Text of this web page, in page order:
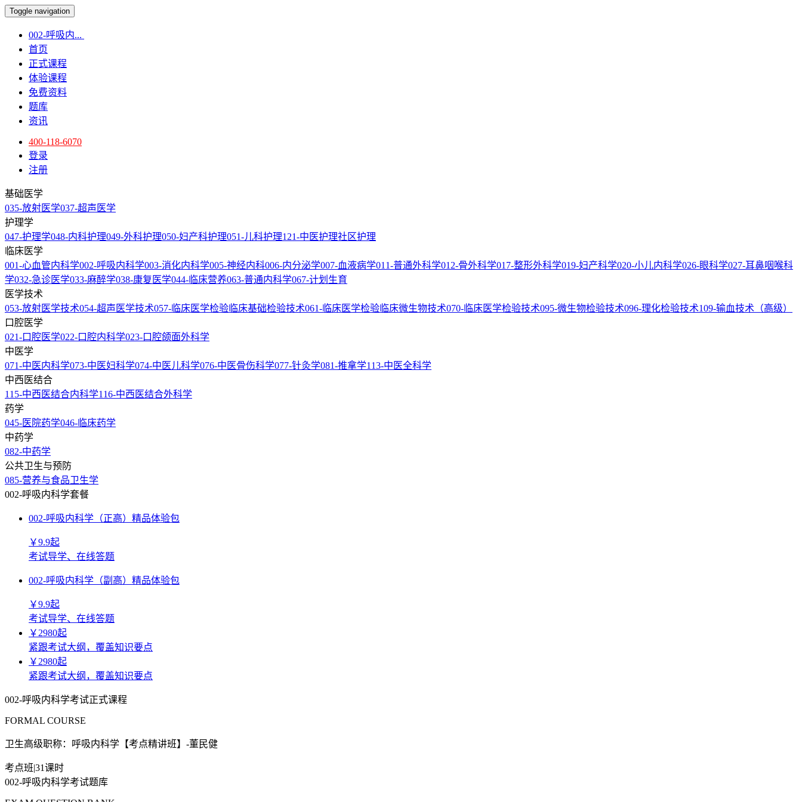
Toggle navigation
002-呼吸内...
首页
正式课程
体验课程
免费资料
题库
资讯
400-118-6070
登录
注册
基础医学
035-放射医学037-超声医学
护理学
047-护理学048-内科护理049-外科护理050-妇产科护理051-儿科护理121-中医护理社区护理
临床医学
001-心血管内科学002-呼吸内科学003-消化内科学005-神经内科006-内分泌学007-血液病学011-普通外科学012-骨外科学017-整形外科学019-妇产科学020-小儿内科学026-眼科学027-耳鼻咽喉科
学032-急诊医学033-麻醉学038-康复医学044-临床营养063-普通内科学067-计划生育
医学技术
053-放射医学技术054-超声医学技术057-临床医学检验临床基础检验技术061-临床医学检验临床微生物技术070-临床医学检验技术095-微生物检验技术096-理化检验技术109-输血技术（高级）
口腔医学
021-口腔医学022-口腔内科学023-口腔颌面外科学
中医学
071-中医内科学073-中医妇科学074-中医儿科学076-中医骨伤科学077-针灸学081-推拿学113-中医全科学
中西医结合
115-中西医结合内科学116-中西医结合外科学
药学
045-医院药学046-临床药学
中药学
082-中药学
公共卫生与预防
085-营养与食品卫生学
002-呼吸内科学套餐
002-呼吸内科学（正高）精品体验包
￥9.9起
考试导学、在线答题
002-呼吸内科学（副高）精品体验包
￥9.9起
考试导学、在线答题
￥ 2980起
紧跟考试大纲，覆盖知识要点
￥ 2980起
紧跟考试大纲，覆盖知识要点
002-呼吸内科学考试正式课程
FORMAL COURSE
卫生高级职称：呼吸内科学【考点精讲班】-董民健
考点班|31课时
002-呼吸内科学考试题库